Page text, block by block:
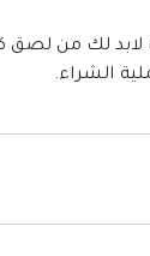
الشراء.